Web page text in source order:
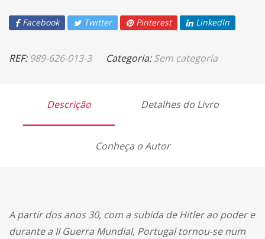
Facebook Twitter Pinterest LinkedIn
REF:989-626-013-3 Categoria:Sem categoria
Descrição Detalhes do Livro
Conheça o Autor
A partir dos anos 30, com a subida de Hitler ao poder e
durante a II Guerra Mundial, Portugal tornou-se num